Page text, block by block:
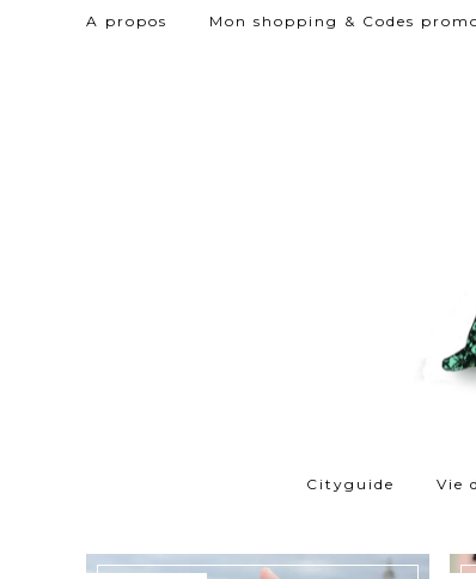
A propos Mon shopping & Codes
Cityguide Vie